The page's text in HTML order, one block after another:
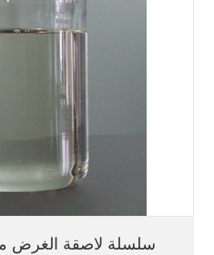
سلسلة لاصقة الغرض